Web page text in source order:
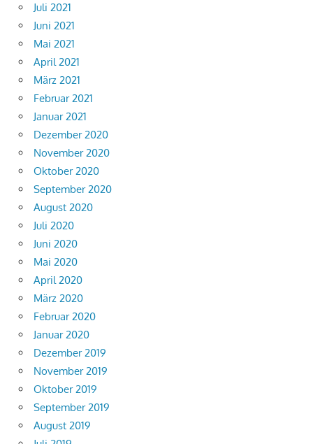
Juli 2021
Juni 2021
Mai 2021
April 2021
März 2021
Februar 2021
Januar 2021
Dezember 2020
November 2020
Oktober 2020
September 2020
August 2020
Juli 2020
Juni 2020
Mai 2020
April 2020
März 2020
Februar 2020
Januar 2020
Dezember 2019
November 2019
Oktober 2019
September 2019
August 2019